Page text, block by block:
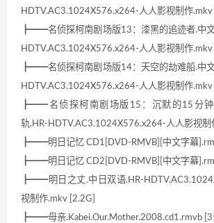
HDTV.AC3.1024X576.x264-人人影视制作.mkv
┣━━名侦探柯南剧场版13：漆黑的追迹者.中
HDTV.AC3.1024X576.x264-人人影视制作.mkv
┣━━名侦探柯南剧场版14：天空的劫难船.中
HDTV.AC3.1024X576.x264-人人影视制作.mkv
┣━━名侦探柯南剧场版15：沉默的15分
轨.HR-HDTV.AC3.1024X576.x264-人人影视制
┣━━明日记忆 CD1[DVD-RMVB][中文字幕
┣━━明日记忆 CD2[DVD-RMVB][中文字幕
┣━━明日之丈.中日双语.HR-
视制作.mkv [2.2G]
┣━━母亲.Kabei.Our.Mother.2008.cd1.rmvb